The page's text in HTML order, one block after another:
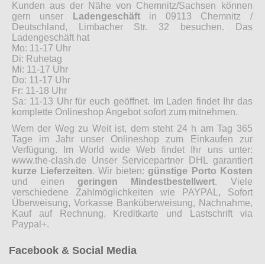
Kunden aus der Nähe von Chemnitz/Sachsen können
gern unser
Ladengeschäftin 09113 Chemnitz /
Deutschland, Limbacher Str. 32 besuchen. Das
Ladengeschäft hat
Mo: 11-17 Uhr
Di: Ruhetag
Mi: 11-17 Uhr
Do: 11-17 Uhr
Fr: 11-18 Uhr
Sa: 11-13 Uhr für euch geöffnet. Im Laden findet Ihr das
komplette Onlineshop Angebot sofort zum mitnehmen.
Wem der Weg zu Weit ist, dem steht 24 h am Tag 365
Tage im Jahr unser Onlineshop zum Einkaufen zur
Verfügung. Im World wide Web findet Ihr uns unter:
www.the-clash.de Unser Servicepartner DHL garantiert
kurze Lieferzeiten. Wir bieten:günstige Porto Kosten
und einengeringen Mindestbestellwert. Viele
verschiedene Zahlmöglichkeiten wie PAYPAL, Sofort
Überweisung, Vorkasse Banküberweisung, Nachnahme,
Kauf auf Rechnung, Kreditkarte und Lastschrift via
Paypal+.
Facebook & Social Media